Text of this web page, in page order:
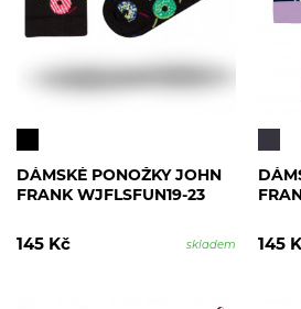
DÁMSKÉ PONOŽKY JOHN
FRANK WJFLSFUN19-23
145 Kč skladem 145